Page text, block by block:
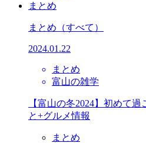
まとめ
まとめ （すべて）
2024.01.22
まとめ
富山の雑学
【富山の冬2024】初めて
と+グルメ情報
まとめ